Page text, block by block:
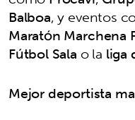
Balboa, y eventos
Maratón Marchena
Fútbol Salao la liga
Mejor deportista